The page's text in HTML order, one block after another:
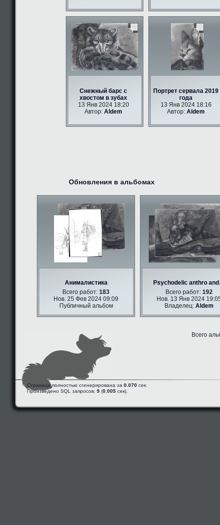
Снежный барс с
хвостом в зубах
13 Янв 2024 18:20
Автор:Aldem
Портрет сервала 2019
года
13 Янв 2024 18:16
Автор:Aldem
Обновления в альбомах
Анималистика
Всего работ:183
Нов. 25 Фев 2024 09:09
Публичный альбом
Psychodelic anthro
Всего работ:192
Нов. 13 Янв 2024
Владелец:Aldem
Всего
Страница полностью сгенерирована за 0.070 сек.
Произведено SQL запросов: 9 (0.005 сек).